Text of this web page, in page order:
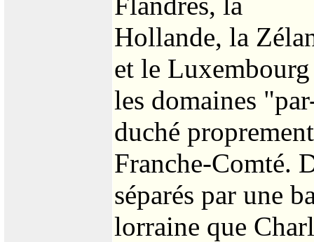
Hollande, la
et le
les domaines
duché
Franche-Comté.
séparés par une
lorraine que